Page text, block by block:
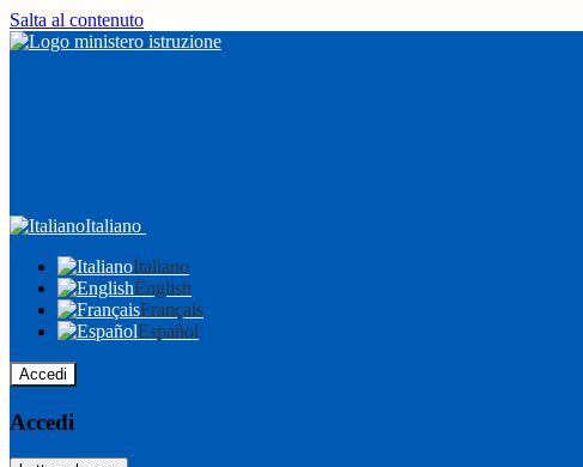
Salta al contenuto
Italiano
Italiano
English
Français
Español
Accedi
Accedi